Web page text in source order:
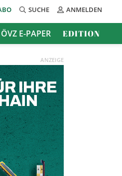
SUCHE ANMELDEN
ÖVZ E-PAPER EDITION
ANZEIGE